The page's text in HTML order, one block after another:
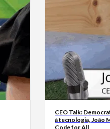
CEO Talk:
à tecnologia, João
Code for All_